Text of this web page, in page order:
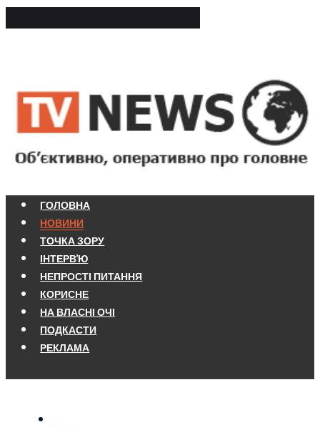
ГОЛОВНА
НОВИНИ
ТОЧКА ЗОРУ
ІНТЕРВ'Ю
НЕПРОСТІ ПИТАННЯ
КОРИСНЕ
НА ВЛАСНІ ОЧІ
ПОДКАСТИ
РЕКЛАМА